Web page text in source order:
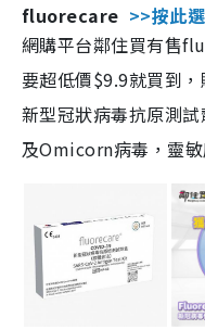
fluorecare >>按此
網購平台鄰住買有售
要超低價$9.9就買到
新型冠狀病毒抗原測
及Omicorn病毒，靈